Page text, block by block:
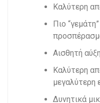
Καλύτερη
Πιο
Αισθητή
Καλύτερη
μεγαλύτερη
Δυνητικά